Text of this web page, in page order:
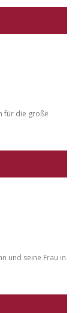
für die große
und seine Frau in